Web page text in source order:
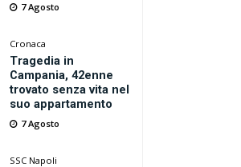
7 Agosto
Cronaca
Tragedia in
Campania, 42enne
trovato senza vita nel
suo appartamento
7 Agosto
SSC Napoli